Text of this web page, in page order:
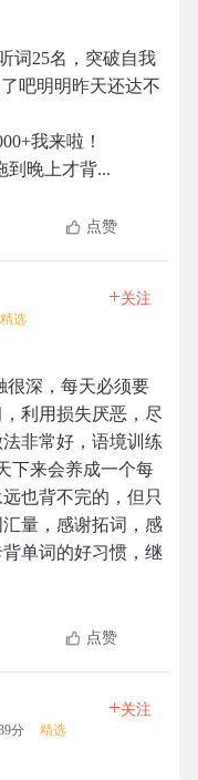
词25名，突破自我
吧明明昨天还达不
我来啦！
到晚上才背...
点赞
精选
+关注
很深，每天必须要
利用损失厌恶，尽
非常好，语境训练
下来会养成一个每
也背不完的，但只
量，感谢拓词，感
单词的好习惯，继
点赞
分 精选
+关注